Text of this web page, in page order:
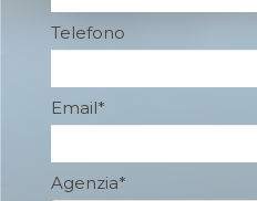
Telefono
Email*
Agenzia*